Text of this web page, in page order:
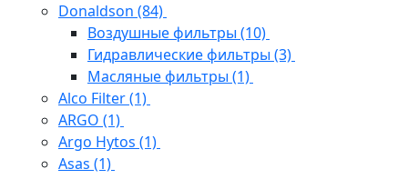
Donaldson (84)
Воздушные фильтры (10)
Гидравлические фильтры (3)
Масляные фильтры (1)
Alco Filter(1)
ARGO (1)
Argo Hytos (1)
Asas (1)